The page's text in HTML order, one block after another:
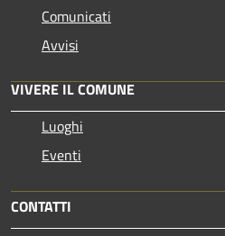
Comunicati
Avvisi
VIVERE IL COMUNE
Luoghi
Eventi
CONTATTI